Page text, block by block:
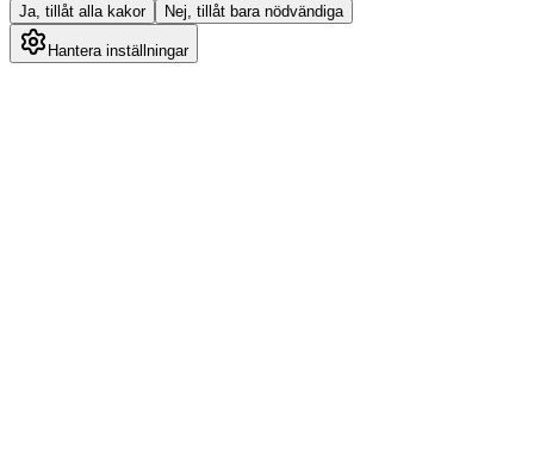
Ja, tillåt alla kakor Nej, tillåt bara nödvändiga
Hantera inställningar